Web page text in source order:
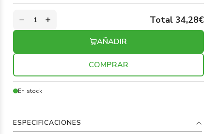
Total 34,28€
AÑADIR
COMPRAR
En stock
ESPECIFICACIONES